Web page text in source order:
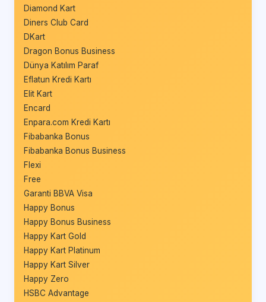
Diamond Kart
Diners Club Card
DKart
Dragon Bonus Business
Dünya Katılım Paraf
Eflatun Kredi Kartı
Elit Kart
Encard
Enpara.com Kredi Kartı
Fibabanka Bonus
Fibabanka Bonus Business
Flexi
Free
Garanti BBVA Visa
Happy Bonus
Happy Bonus Business
Happy Kart Gold
Happy Kart Platinum
Happy Kart Silver
Happy Zero
HSBC Advantage